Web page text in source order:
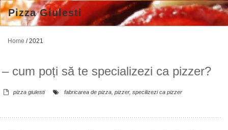
Pizza Giulesti
Home / 2021
cum poți să te specializezi ca pizzer?
pizza giulesti fabricarea de pizza pizzer, specilizezi ca pizzer